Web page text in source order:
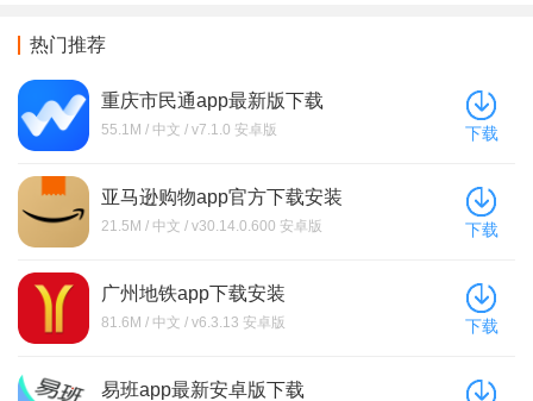
热门推荐
重庆市民通app最新版下载
55.1M / 中文 / v7.1.0 安卓版 下载
亚马逊购物app官方下载安装
21.5M / 中文 / v30.14.0.600 安卓版 下载
广州地铁app下载安装
81.6M / 中文 / v6.3.13 安卓版 下载
易班app最新安卓版下载